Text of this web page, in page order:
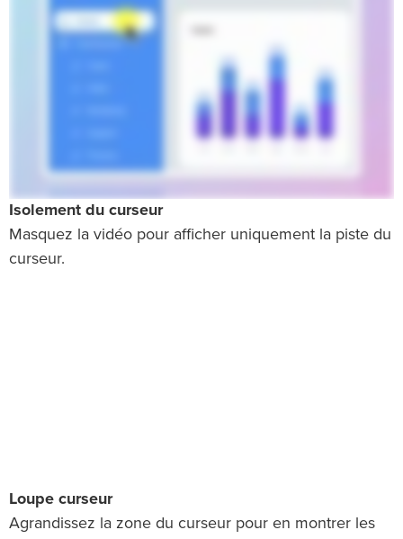
Isolement du curseur
Masquez la vidéo pour afficher uniquement la piste du
curseur.
Loupe curseur
Agrandissez la zone du curseur pour en montrer les